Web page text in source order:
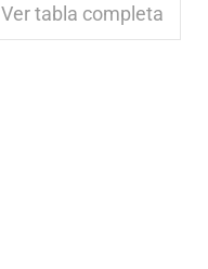
Ver tabla completa